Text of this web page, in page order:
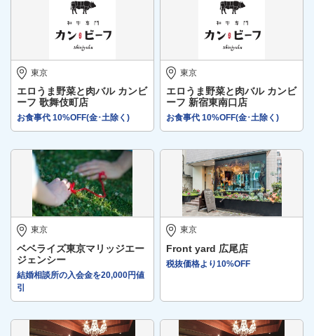
東京
エロうま野菜と肉バル カンビ
ーフ 歌舞伎町店
お食事代 10%OFF(金･土除く)
東京
エロうま野菜と肉バル カンビ
ーフ 新宿東南口店
お食事代 10%OFF(金･土除く)
東京
ベベライズ東京マリッジエー
ジェンシー
結婚相談所の入会金を20,000円値
引
東京
Front yard 広尾店
税抜価格より10%OFF